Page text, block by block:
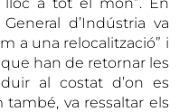
d’Indústria va
a una relocalització” i
han de retornar les
al costat d’on es
també, va ressaltar els